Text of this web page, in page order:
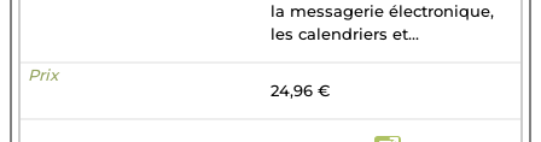
la messagerie électronique,
les calendriers et...
24,96 €